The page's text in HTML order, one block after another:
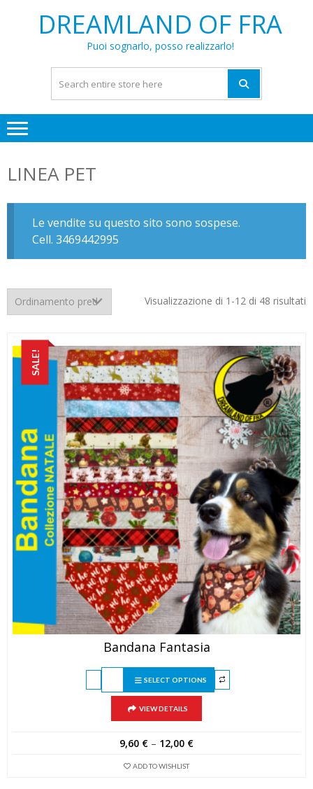
DREAMLAND OF FRA
Puoi sognarlo, posso realizzarlo!
LINEA PET
Le vendite su questo sito sono sospese.
Cell. 3469442995
Visualizzazione di 1-12 di 48 risultati
SALE!
Bandana Fantasia
SELECT OPTIONS
VIEW DETAILS
9,60 € – 12,00 €
ADD TO WISHLIST